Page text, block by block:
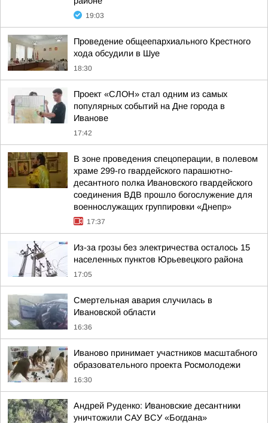
19:03
Проведение общеепархиального Крестного
хода обсудили в Шуе
18:30
Проект «СЛОН» стал одним из самых
популярных событий на Дне города в
Иванове
17:42
В зоне проведения спецоперации, в полевом
храме 299-го гвардейского парашютно-
десантного полка Ивановского гвардейского
соединения ВДВ прошло богослужение для
военнослужащих группировки «Днепр»
17:37
Из-за грозы без электричества осталось 15
населенных пунктов Юрьевецкого района
17:05
Смертельная авария случилась в
Ивановской области
16:36
Иваново принимает участников масштабного
образовательного проекта Росмолодежи
16:30
Андрей Руденко: Ивановские десантники
уничтожили САУ ВСУ «Богдана»